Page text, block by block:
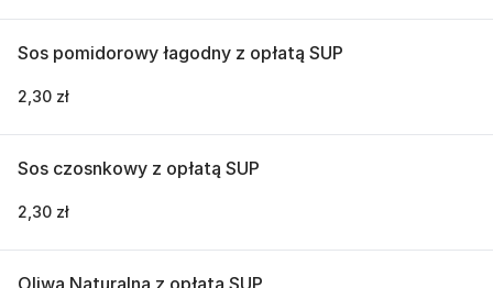
Sos pomidorowy łagodny z opłatą SUP
2,30 zł
Sos czosnkowy z opłatą SUP
2,30 zł